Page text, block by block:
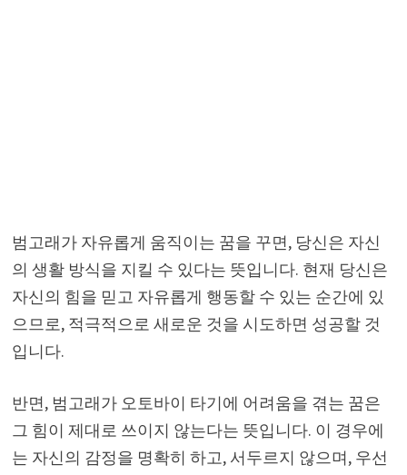
범고래가 자유롭게 움직이는 꿈을 꾸면, 당신은 자신
의 생활 방식을 지킬 수 있다는 뜻입니다. 현재 당신은
자신의 힘을 믿고 자유롭게 행동할 수 있는 순간에 있
으므로, 적극적으로 새로운 것을 시도하면 성공할 것
입니다.
반면, 범고래가 오토바이 타기에 어려움을 겪는 꿈은
그 힘이 제대로 쓰이지 않는다는 뜻입니다. 이 경우에
는 자신의 감정을 명확히 하고, 서두르지 않으며, 우선